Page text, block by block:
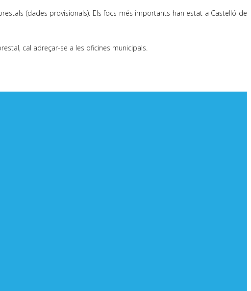
(dades provisionals). Els focs més importants han estat a Castelló de
cal adreçar-se a les oficines municipals.